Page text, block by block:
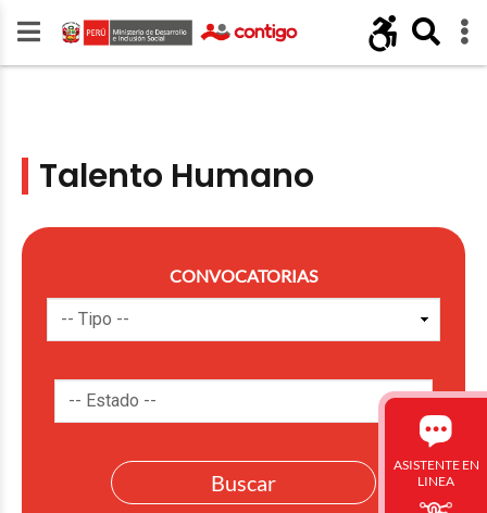
Talento Humano
CONVOCATORIAS
ASISTENTE EN
LINEA